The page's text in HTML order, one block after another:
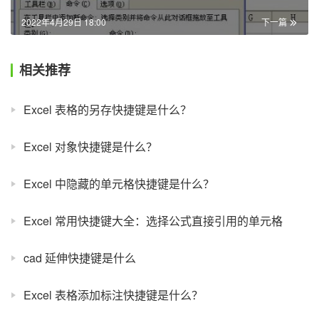
下一篇
2022年4月29日 18:00
相关推荐
Excel 表格的另存快捷键是什么？
Excel 对象快捷键是什么？
Excel 中隐藏的单元格快捷键是什么？
Excel 常用快捷键大全：选择公式直接引用的单元格
cad 延伸快捷键是什么
Excel 表格添加标注快捷键是什么？